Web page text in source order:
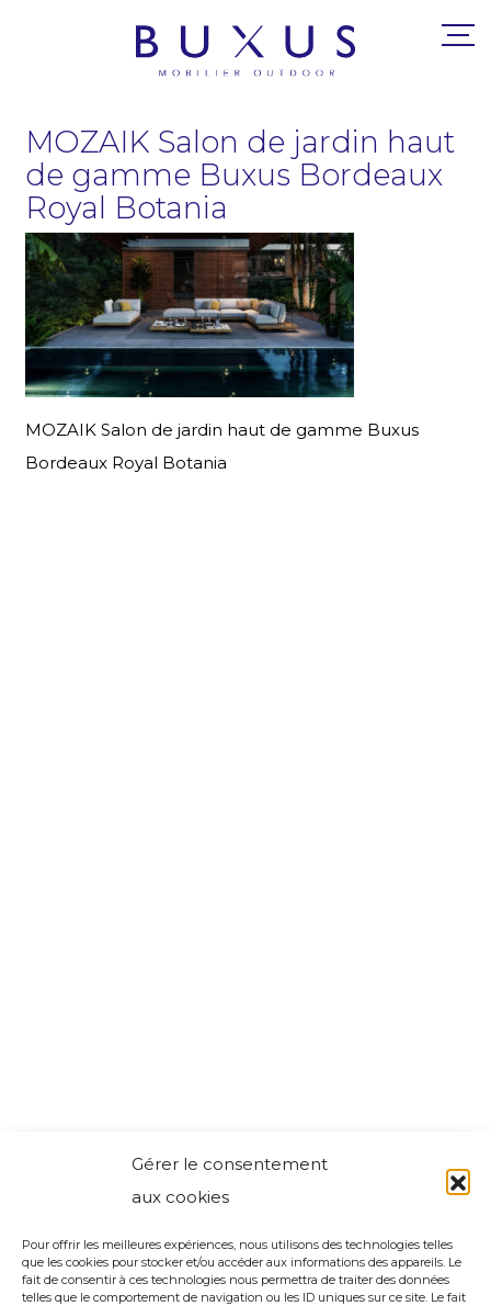
Gérer le consentement
aux cookies
Pour offrir les meilleures expériences, nous utilisons des technologies telles
que les cookies pour stocker et/ou accéder aux informations des appareils. Le
fait de consentir à ces technologies nous permettra de traiter des données
telles que le comportement de navigation ou les ID uniques sur ce site. Le fait
MOZAIK Salon de jardin haut
de gamme Buxus Bordeaux
Royal Botania
MOZAIK Salon de jardin haut de gamme Buxus
Bordeaux Royal Botania